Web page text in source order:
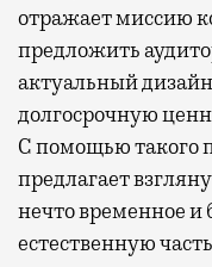
отражает миссию
предложить
актуальный
долгосрочную
С помощью такого
предлагает
нечто временное и
естественную